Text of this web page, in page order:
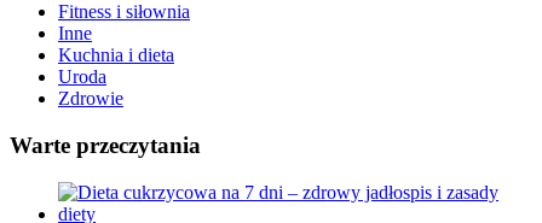
Fitness i siłownia
Inne
Kuchnia i dieta
Uroda
Zdrowie
Warte przeczytania